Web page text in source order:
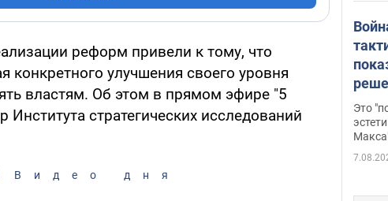
реформ привели к тому, что
конкретного улучшения своего уровня
властям. Об этом в прямом эфире "5
Института стратегических исследований
Видео дня
Это